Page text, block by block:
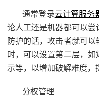
通常登录云计算服务
论人工还是机器都可以尝
防护的话，攻击者就可
时，可以设置第二层，
示等，以增加破解难度，
分权管理